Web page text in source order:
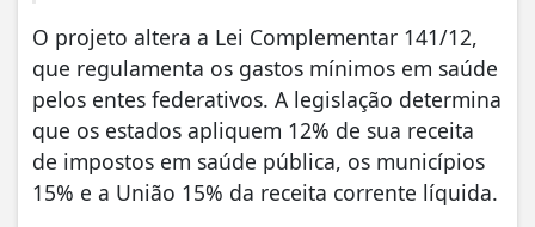
O projeto altera a Lei Complementar 141/12,
que regulamenta os gastos mínimos em saúde
pelos entes federativos. A legislação determina
que os estados apliquem 12% de sua receita
de impostos em saúde pública, os municípios
15% e a União 15% da receita corrente líquida.